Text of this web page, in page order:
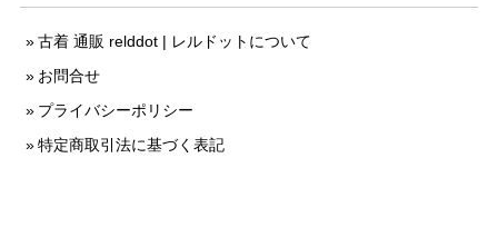
古着 通販 relddot | レルドットについて
お問合せ
プライバシーポリシー
特定商取引法に基づく表記